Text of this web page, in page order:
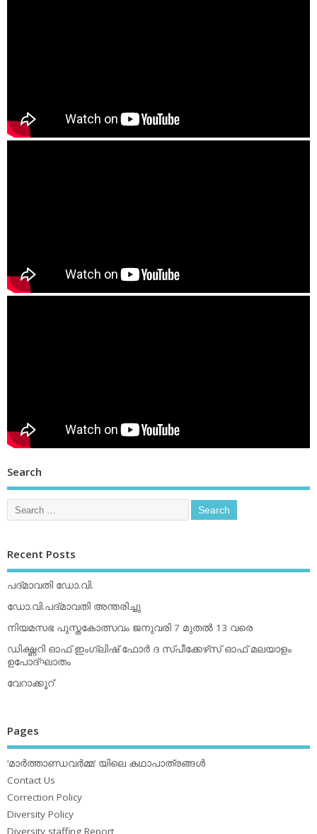
Search
Recent Posts
പദ്മാവതി ഡോ.വി.
ഡോ.വി.പദ്മാവതി അന്തരിച്ചു
നിയമസഭ പുസ്തകോത്സവം ജനുവരി 7 മുതല്‍ 13 വരെ
ഡിക്ഷ്ണറി ഓഫ് ഇംഗ്ലിഷ് ഫോര്‍ ദ സ്പീക്കേഴ്‌സ് ഓഫ് മലയാളം
ഉപോദ്ഘാതം
വേറാക്കൂറ്
Pages
‘മാര്‍ത്താണ്ഡവര്‍മ്മ’ യിലെ കഥാപാത്രങ്ങള്‍
Contact Us
Correction Policy
Diversity Policy
Diversity staffing Report